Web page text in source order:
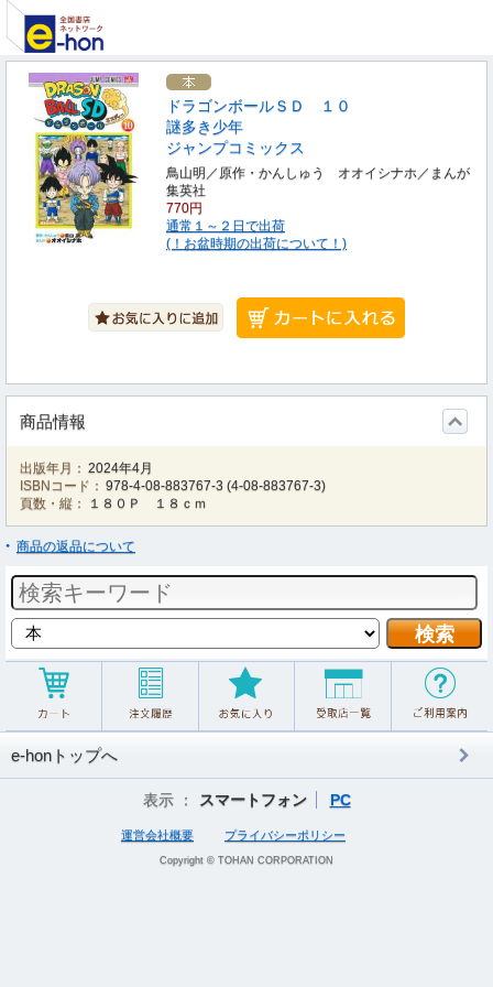
ドラゴンボールＳＤ １０
謎多き少年
ジャンプコミックス
鳥山明／原作・かんしゅう オオイシナホ／まんが
集英社
770円
通常１～２日で出荷
(！お盆時期の出荷について！)
商品情報
出版年月： 2024年4月
ISBNコード： 978-4-08-883767-3 (4-08-883767-3)
頁数・縦：
１８０Ｐ １８ｃｍ
商品の返品について
e-honトップへ
表示 ： スマートフォン PC
運営会社概要 プライバシーポリシー
Copyright © TOHAN CORPORATION